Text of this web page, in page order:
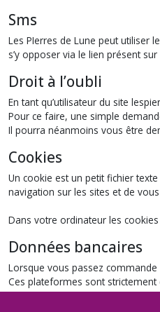
Sms
Les PIerres de Lune peut utiliser
s’y opposer via le lien présent
Droit à l’oubli
En tant qu’utilisateur du site
Pour ce faire, une simple
Il pourra néanmoins vous être
Cookies
Un cookie est un petit fichier
navigation sur les sites et de
Dans votre ordinateur les
Données bancaires
Lorsque vous passez commande
Ces plateformes sont strictement